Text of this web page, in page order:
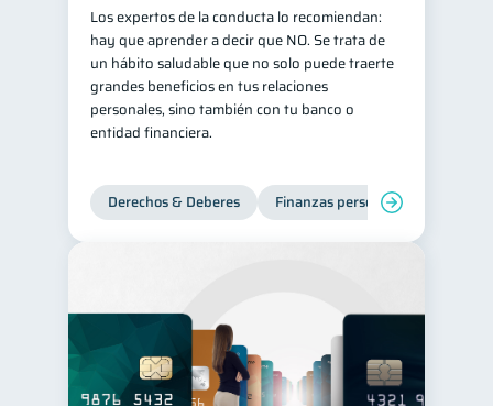
Los expertos de la conducta lo recomiendan:
hay que aprender a decir que NO. Se trata de
un hábito saludable que no solo puede traerte
grandes beneficios en tus relaciones
personales, sino también con tu banco o
entidad financiera.
Derechos & Deberes Finanzas personales